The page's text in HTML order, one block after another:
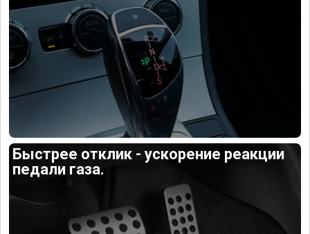
Быстрее отклик - ускорение реакции
педали газа.